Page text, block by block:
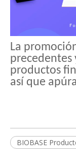
La
precedentes
productos
así que
BIOBASE